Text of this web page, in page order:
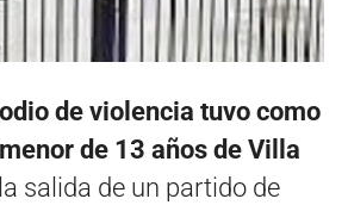
de violencia tuvo como
de 13 años de Villa
salida de un partido de